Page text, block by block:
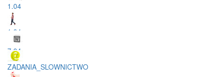
1.04
1.04
7.04
ZADANIA_SLOWNICTWO